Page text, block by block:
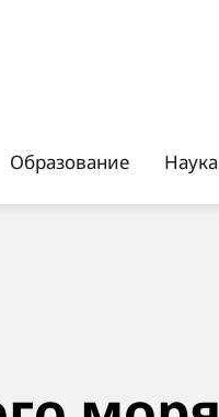
Образование Наука